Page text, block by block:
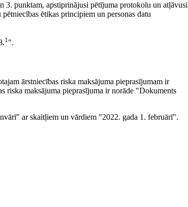
3. punktam, apstiprinājusi pētījuma protokolu un atļāvusi
ētikas principiem un personas datu
1".
ārstniecības riska maksājuma pieprasījumam ir
riska maksājuma pieprasījuma ir norāde "Dokuments
ar skaitļiem un vārdiem "2022. gada 1. februārī".